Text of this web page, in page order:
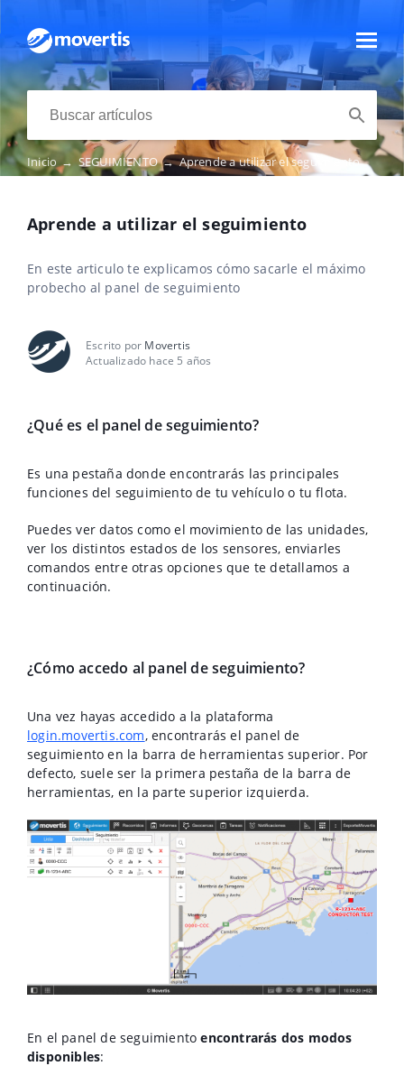
Inicio→ SEGUIMIENTO→ Aprende a utilizar el seguimiento
Aprende a utilizar el seguimiento
En este articulo te explicamos cómo sacarle el máximo
probecho al panel de seguimiento
Escrito por Movertis
Actualizado hace 5 años
¿Qué es el panel de seguimiento?
Es una pestaña donde encontrarás las principales
funciones del seguimiento de tu vehículo o tu flota.
Puedes ver datos como el movimiento de las unidades,
ver los distintos estados de los sensores, enviarles
comandos entre otras opciones que te detallamos a
continuación.
¿Cómo accedo al panel de seguimiento?
Una vez hayas accedido a la plataforma
login.movertis.com, encontrarás el panel de
seguimiento en la barra de herramientas superior. Por
defecto, suele ser la primera pestaña de la barra de
herramientas, en la parte superior izquierda.
En el panel de seguimientoencontrarás dos modos
disponibles: